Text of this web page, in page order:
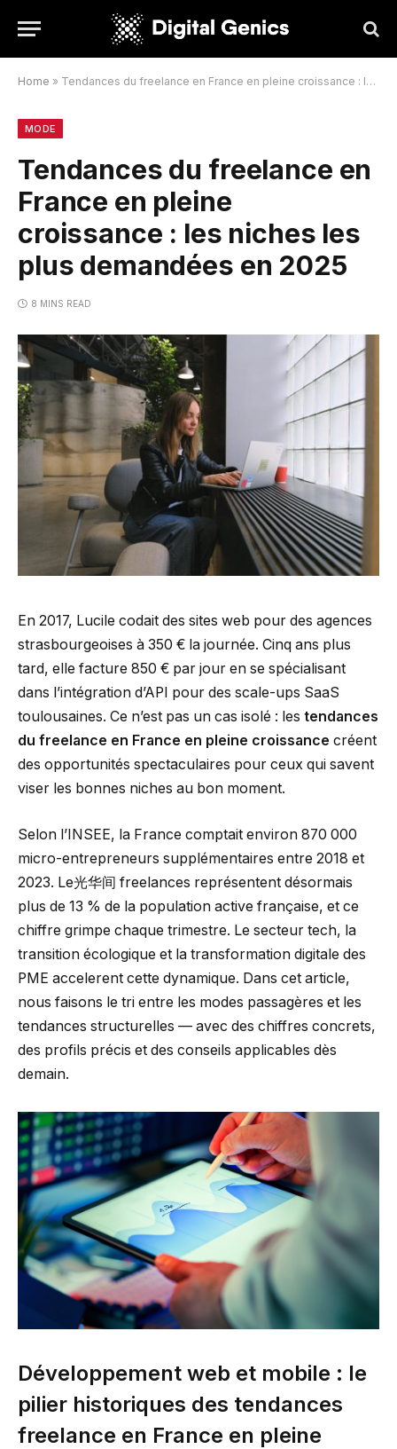
Home » Tendances du freelance en France en pleine croissance : les niches les plus demandées en 2025
MODE
Tendances du freelance en
France en pleine
croissance : les niches les
plus demandées en 2025
8 MINS READ
En 2017, Lucile codait des sites web pour des agences
strasbourgeoises à 350 € la journée. Cinq ans plus
tard, elle facture 850 € par jour en se spécialisant
dans l’intégration d’API pour des scale-ups SaaS
toulousaines. Ce n’est pas un cas isolé : les tendances
du freelance en France en pleine croissance créent
des opportunités spectaculaires pour ceux qui savent
viser les bonnes niches au bon moment.
Selon l’INSEE, la France comptait environ 870 000
micro-entrepreneurs supplémentaires entre 2018 et
2023. Le光华间 freelances représentent désormais
plus de 13 % de la population active française, et ce
chiffre grimpe chaque trimestre. Le secteur tech, la
transition écologique et la transformation digitale des
PME accelerent cette dynamique. Dans cet article,
nous faisons le tri entre les modes passagères et les
tendances structurelles — avec des chiffres concrets,
des profils précis et des conseils applicables dès
demain.
Développement web et mobile : le
pilier historiques des tendances
freelance en France en pleine